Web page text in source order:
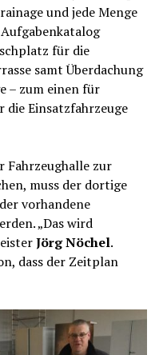
und jede Menge
für die
samt Überdachung
– zum einen für
die Einsatzfahrzeuge
Fahrzeughalle zur
muss der dortige
vorhandene
„Das wird
Jörg Nöchel.
dass der Zeitplan